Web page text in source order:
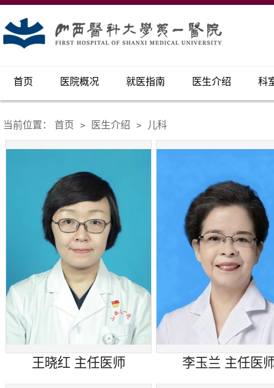
首页 医院概况 就医指南 医生介绍 科
当前位置： 首页 > 医生介绍 > 儿科
王晓红 ​主任医师 李玉兰 主任医